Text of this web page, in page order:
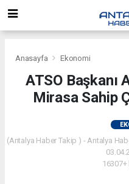
Anasayfa Ekonomi
ATSO Başkanı
Mirasa Sahip
(Antalya Haber Takip ) - Antalya